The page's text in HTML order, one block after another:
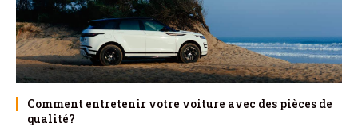
Comment entretenir votre voiture avec des pièces de
qualité?